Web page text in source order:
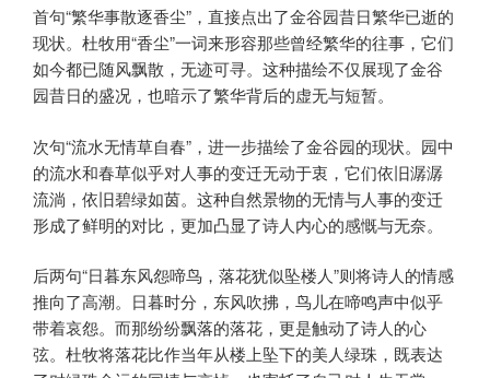
首句“繁华事散逐香尘”，直接点出了金谷园昔日繁华已逝的
现状。杜牧用“香尘”一词来形容那些曾经繁华的往事，它们
如今都已随风飘散，无迹可寻。这种描绘不仅展现了金谷
园昔日的盛况，也暗示了繁华背后的虚无与短暂。
次句“流水无情草自春”，进一步描绘了金谷园的现状。园中
的流水和春草似乎对人事的变迁无动于衷，它们依旧潺潺
流淌，依旧碧绿如茵。这种自然景物的无情与人事的变迁
形成了鲜明的对比，更加凸显了诗人内心的感慨与无奈。
后两句“日暮东风怨啼鸟，落花犹似坠楼人”则将诗人的情感
推向了高潮。日暮时分，东风吹拂，鸟儿在啼鸣声中似乎
带着哀怨。而那纷纷飘落的落花，更是触动了诗人的心
弦。杜牧将落花比作当年从楼上坠下的美人绿珠，既表达